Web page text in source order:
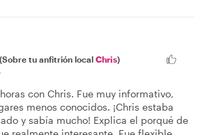
(Sobre tu anfitrión local Chris)
con Chris. Fue muy informativo,
menos conocidos. ¡Chris estaba
y sabía mucho! Explica el porqué de